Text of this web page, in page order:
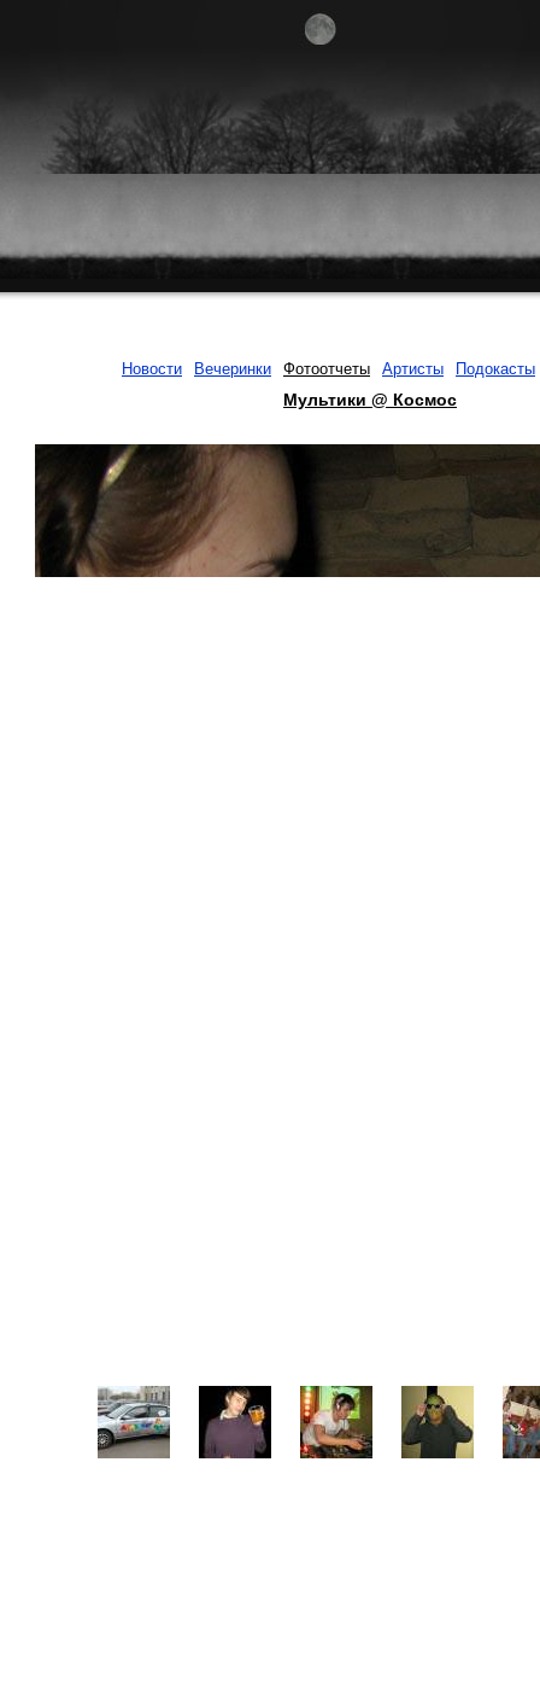
Новости Вечеринки Фотоотчеты Артисты Подокасты
Мультики @ Космос